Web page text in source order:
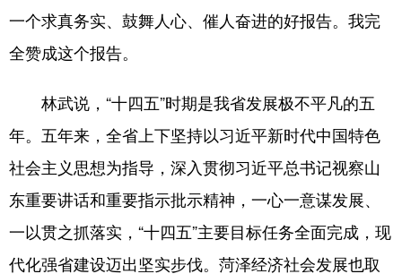
亚太网
地方频道
政事 文旅 社会民生 山东产经
文娱 融媒秀 地市 科教
健康 微视齐鲁
一个求真务实、鼓舞人心、催人奋进的好报告。我完
全赞成这个报告。
林武说，“十四五”时期是我省发展极不平凡的五
年。五年来，全省上下坚持以习近平新时代中国特色
社会主义思想为指导，深入贯彻习近平总书记视察山
东重要讲话和重要指示批示精神，一心一意谋发展、
一以贯之抓落实，“十四五”主要目标任务全面完成，现
代化强省建设迈出坚实步伐。菏泽经济社会发展也取